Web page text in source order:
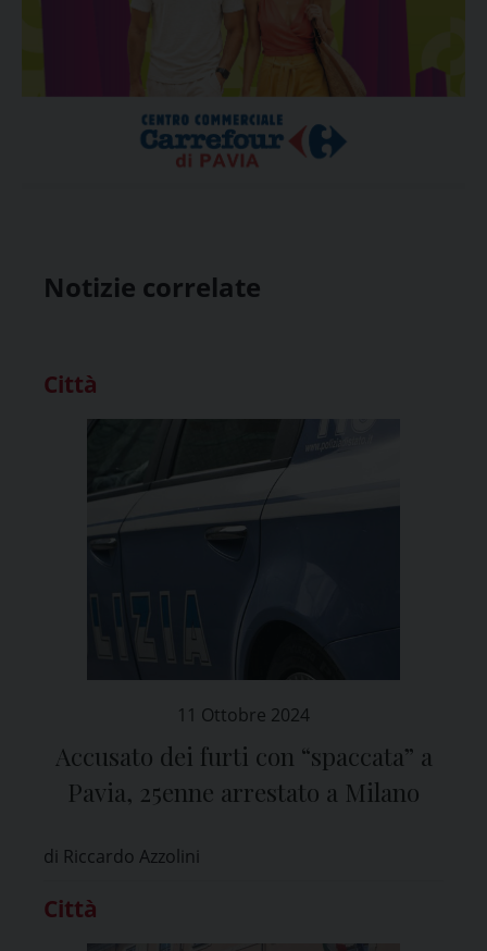
Notizie correlate
Città
11 Ottobre 2024
Accusato dei furti con “spaccata” a
Pavia, 25enne arrestato a Milano
di Riccardo Azzolini
Città